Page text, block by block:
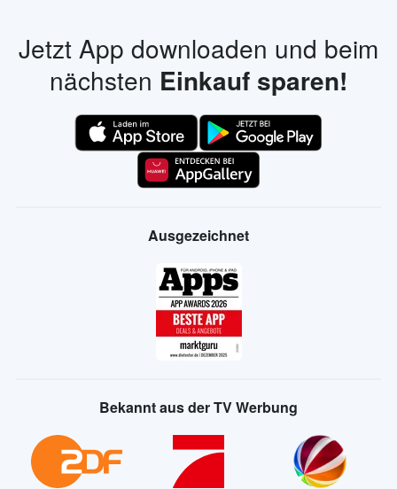
Jetzt App downloaden und beim
nächsten Einkauf sparen!
Ausgezeichnet
Bekannt aus der TV Werbung